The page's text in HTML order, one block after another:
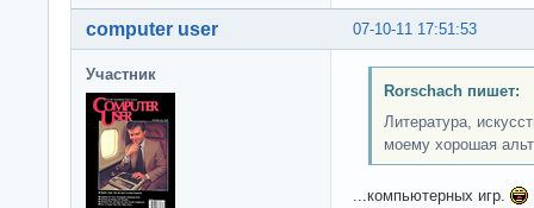
07-10-11 17:51:53
computer user
Участник
Rorschach пишет:
Литература,
моему хорошая
...компьютерных игр.